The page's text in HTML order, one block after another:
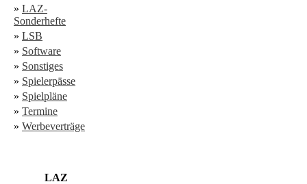
» LAZ-
Sonderhefte
» LSB
» Software
» Sonstiges
» Spielerpässe
» Spielpläne
» Termine
» Werbeverträge
LAZ